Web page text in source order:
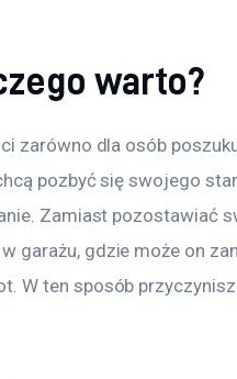
warto?
zarówno dla osób
pozbyć się swojego
Zamiast pozostawiać
garażu, gdzie może on
W ten sposób